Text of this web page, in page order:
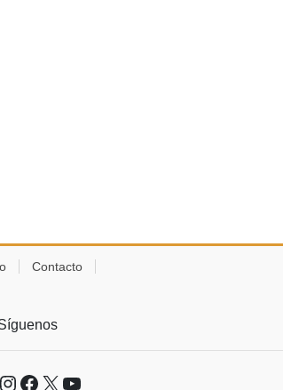
Contacto
Instagram
Facebook
X YouTube